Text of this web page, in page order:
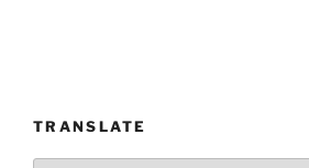
TRANSLATE